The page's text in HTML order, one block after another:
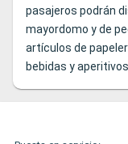
pasajeros podrán
mayordomo y de
artículos de
bebidas y